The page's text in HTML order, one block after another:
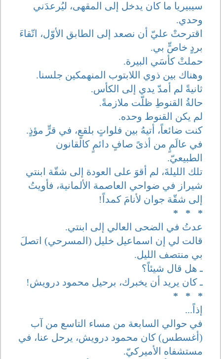
سيبيريا ما كان يدخل إلى المقهى، ليُرعدَني
وحدي.
اقترحتْ عليّ أن نصعد إلى الطابق الأوّل، اتّقاءَ
بردٍ خاصٍّ بي.
حملتْ كأسَي البيرة.
وهناك بين ذوي اللابتوب المنهمكين جلسنا.
ثانيةً لم أمدّ يدي إلى الكأس.
حالةُ القنوطِ ظلّت ملازمةً.
لم يكن القنوط وحده.
كنت ضائعاً، أتيهُ بين فلواتٍ بلقعٍ، في قرٍّ مؤذٍ.
في عالَمٍ من أذىً صافٍ دائمٍ كالقانون
الطبيعيّ.
تلك الليلةَ، لم أقوَ على العودة إلى شقّة ابنتي
شيراز في ضواحي العاصمة الألمانية، فأويتُ
إلى شقّة جوان لأنامَ كمداً!
* * *
عدتُ في الضحى العالي إلى ابنتي.
قالت لي إن اسماعيل خليل (المسرحي) اتصلَ
بي منتصف الليل.
ـ هل قال شيئاً؟
ـ كان يريد أن يخبرك، برحيل محمود درويش!
* * *
إذاً...
في حوالي السابعة من مساء التاسع من آب
(أغسطس) كان محمود درويش، يرحل عنا، في
مستشفاه الأميركيّ.